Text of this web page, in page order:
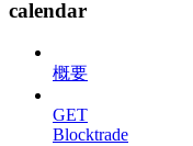
calendar
概要
GET
Blocktrade